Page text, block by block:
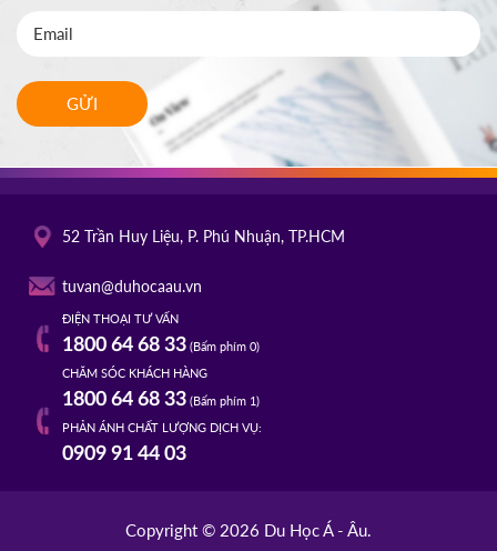
GỬI
52 Trần Huy Liệu, P. Phú Nhuận, TP.HCM
tuvan@duhocaau.vn
ĐIỆN THOẠI TƯ VẤN
1800 64 68 33(Bấm phím 0)
CHĂM SÓC KHÁCH HÀNG
1800 64 68 33(Bấm phím 1)
PHẢN ÁNH CHẤT LƯỢNG DỊCH VỤ:
0909 91 44 03
Copyright © 2026 Du Học Á - Âu.